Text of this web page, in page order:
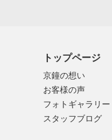
トップページ
京鐘の想い
お客様の声
フォトギャラリー
スタッフブログ